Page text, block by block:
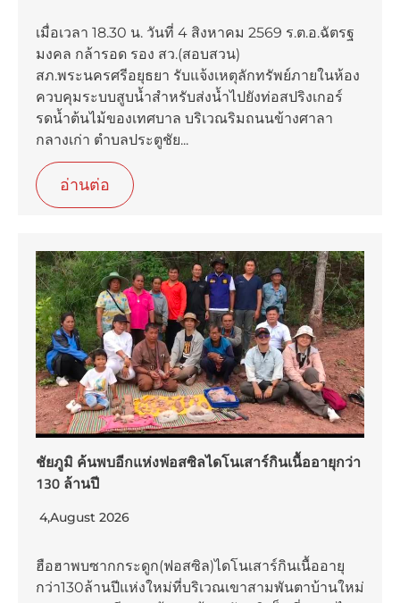
เมื่อเวลา 18.30 น. วันที่ 4 สิงหาคม 2569 ร.ต.อ.ฉัตรฐ
มงคล กล้ารอด รอง สว.(สอบสวน)
สภ.พระนครศรีอยุธยา รับแจ้งเหตุลักทรัพย์ภายในห้อง
ควบคุมระบบสูบน้ำสำหรับส่งน้ำไปยังท่อสปริงเกอร์
รดน้ำต้นไม้ของเทศบาล บริเวณริมถนนข้างศาลา
กลางเก่า ตำบลประตูชัย...
อ่านต่อ
ชัยภูมิ ค้นพบอีกแห่งฟอสซิลไดโนเสาร์กินเนื้ออายุกว่า
130 ล้านปี
4,August 2026
ฮือฮาพบซากกระดูก(ฟอสซิล)ไดโนเสาร์กินเนื้ออายุ
กว่า130ล้านปีแห่งใหม่ที่บริเวณเขาสามพันตาบ้านใหม่